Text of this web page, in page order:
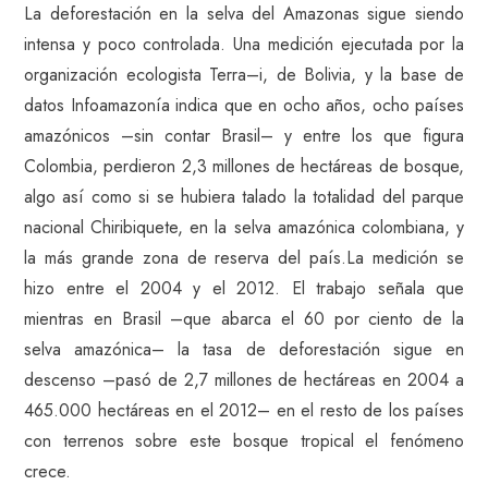
La deforestación en la selva del Amazonas sigue siendo
intensa y poco controlada. Una medición ejecutada por la
organización ecologista Terra–i, de Bolivia, y la base de
datos Infoamazonía indica que en ocho años, ocho países
amazónicos –sin contar Brasil– y entre los que figura
Colombia, perdieron 2,3 millones de hectáreas de bosque,
algo así como si se hubiera talado la totalidad del parque
nacional Chiribiquete, en la selva amazónica colombiana, y
la más grande zona de reserva del país.La medición se
hizo entre el 2004 y el 2012. El trabajo señala que
mientras en Brasil –que abarca el 60 por ciento de la
selva amazónica– la tasa de deforestación sigue en
descenso –pasó de 2,7 millones de hectáreas en 2004 a
465.000 hectáreas en el 2012– en el resto de los países
con terrenos sobre este bosque tropical el fenómeno
crece.